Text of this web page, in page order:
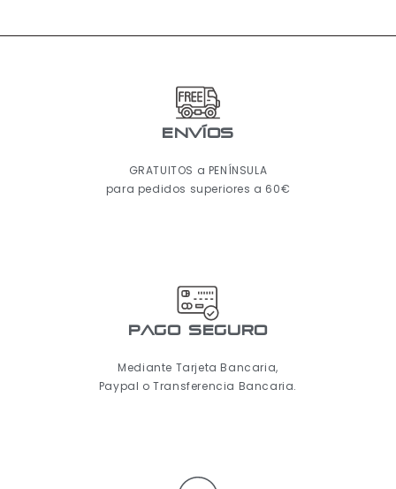
ENVÍOS
GRATUITOS a PENÍNSULA
para pedidos superiores a 60€
pago seguro
Mediante Tarjeta Bancaria,
Paypal o Transferencia Bancaria.